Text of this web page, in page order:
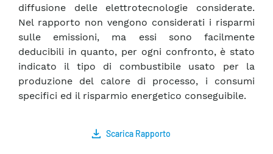
diffusione delle elettrotecnologie considerate.
Nel rapporto non vengono considerati i risparmi
sulle emissioni, ma essi sono facilmente
deducibili in quanto, per ogni confronto, è stato
indicato il tipo di combustibile usato per la
produzione del calore di processo, i consumi
specifici ed il risparmio energetico conseguibile.
Scarica Rapporto